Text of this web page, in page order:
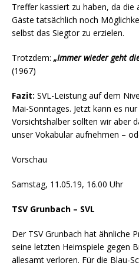
Treffer kassiert zu haben, da
Gäste tatsächlich noch
selbst das Siegtor zu erzielen.
Trotzdem: „Immer wieder geht
(1967)
Fazit: SVL-Leistung auf dem
Mai-Sonntages. Jetzt kann es
Vorsichtshalber sollten wir aber
unser Vokabular aufnehmen –
Vorschau
Samstag, 11.05.19, 16.00 Uhr
TSV Grunbach – SVL
Der TSV Grunbach hat ähnliche
seine letzten Heimspiele gegen
allesamt verloren. Für die Blau-